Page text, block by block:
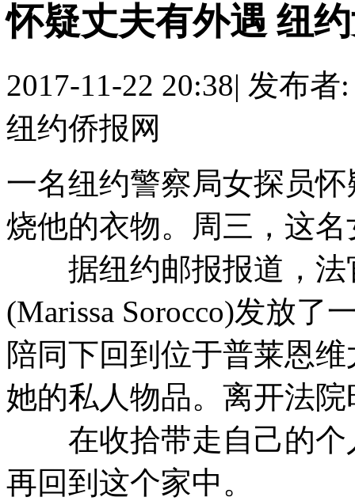
怀疑丈夫有外遇 纽
2017-11-22 20:38| 发布者
纽约侨报网
一名纽约警察局女探员
烧他的衣物。周三，这
据纽约邮报报道，法
(Marissa Sorocco)发放了
陪同下回到位于普莱恩
她的私人物品。离开法
在收拾带走自己的个
再回到这个家中。